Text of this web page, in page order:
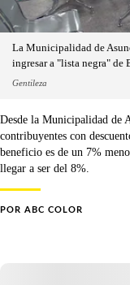
La Municipalidad de
ingresar a "lista negra" de
Gentileza
Desde la Municipalidad de
contribuyentes con
beneficio es de un 7%
llegar a ser del 8%.
POR ABC COLOR